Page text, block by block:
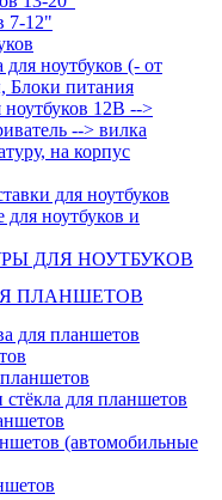
7-12"
для ноутбуков (- от
Блоки питания
12В -->
--> вилка
на корпус
для ноутбуков
ноутбуков и
ДЛЯ НОУТБУКОВ
ПЛАНШЕТОВ
для планшетов
для планшетов
(автомобильные